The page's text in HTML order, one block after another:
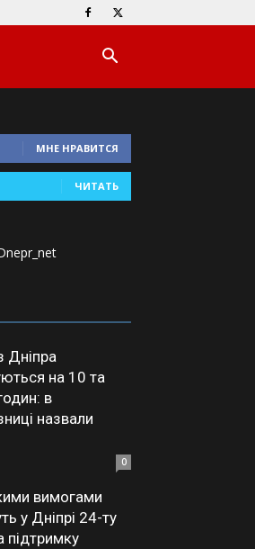
МНЕ НРАВИТСЯ
ЧИТАТЬ
Дніпра
на 10 та
в
назвали
0
вимогами
у Дніпрі 24-ту
підтримку